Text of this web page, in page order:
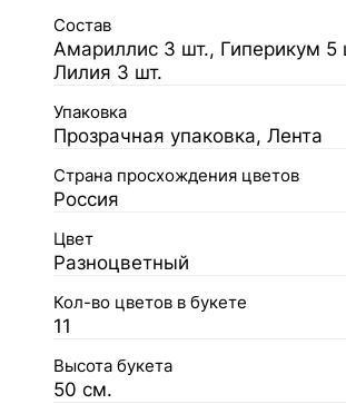
Состав
Амариллис 3 шт., Гиперикум 5
Лилия 3 шт.
Упаковка
Прозрачная упаковка, Лента
Страна просхождения цветов
Россия
Цвет
Разноцветный
Кол-во цветов в букете
11
Высота букета
50 см.